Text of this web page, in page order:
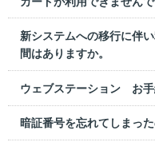
新システムへの移行に伴
間はありますか。
ウェブステーション お
暗証番号を忘れてしまっ